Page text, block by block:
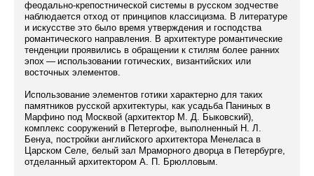
феодально-крепостнической системы в русском зодчестве
наблюдается отход от принципов классицизма. В литературе
и искусстве это было время утверждения и господства
романтического направления. В архитектуре романтические
тенденции проявились в обращении к стилям более ранних
эпох — использовании готических, византийских или
восточных элементов.
Использование элементов готики характерно для таких
памятников русской архитектуры, как усадьба Паниных в
Марфино под Москвой (архитектор М. Д. Быковский),
комплекс сооружений в Петергофе, выполненный Н. Л.
Бенуа, постройки английского архитектора Менеласа в
Царском Селе, белый зал Мраморного дворца в Петербурге,
отделанный архитектором А. П. Брюлловым.